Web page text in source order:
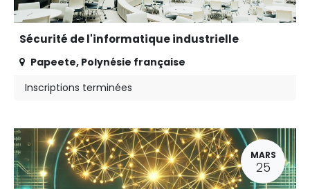
Sécurité de l'informatique industrielle
Papeete, Polynésie française
Inscriptions terminées
MARS
25